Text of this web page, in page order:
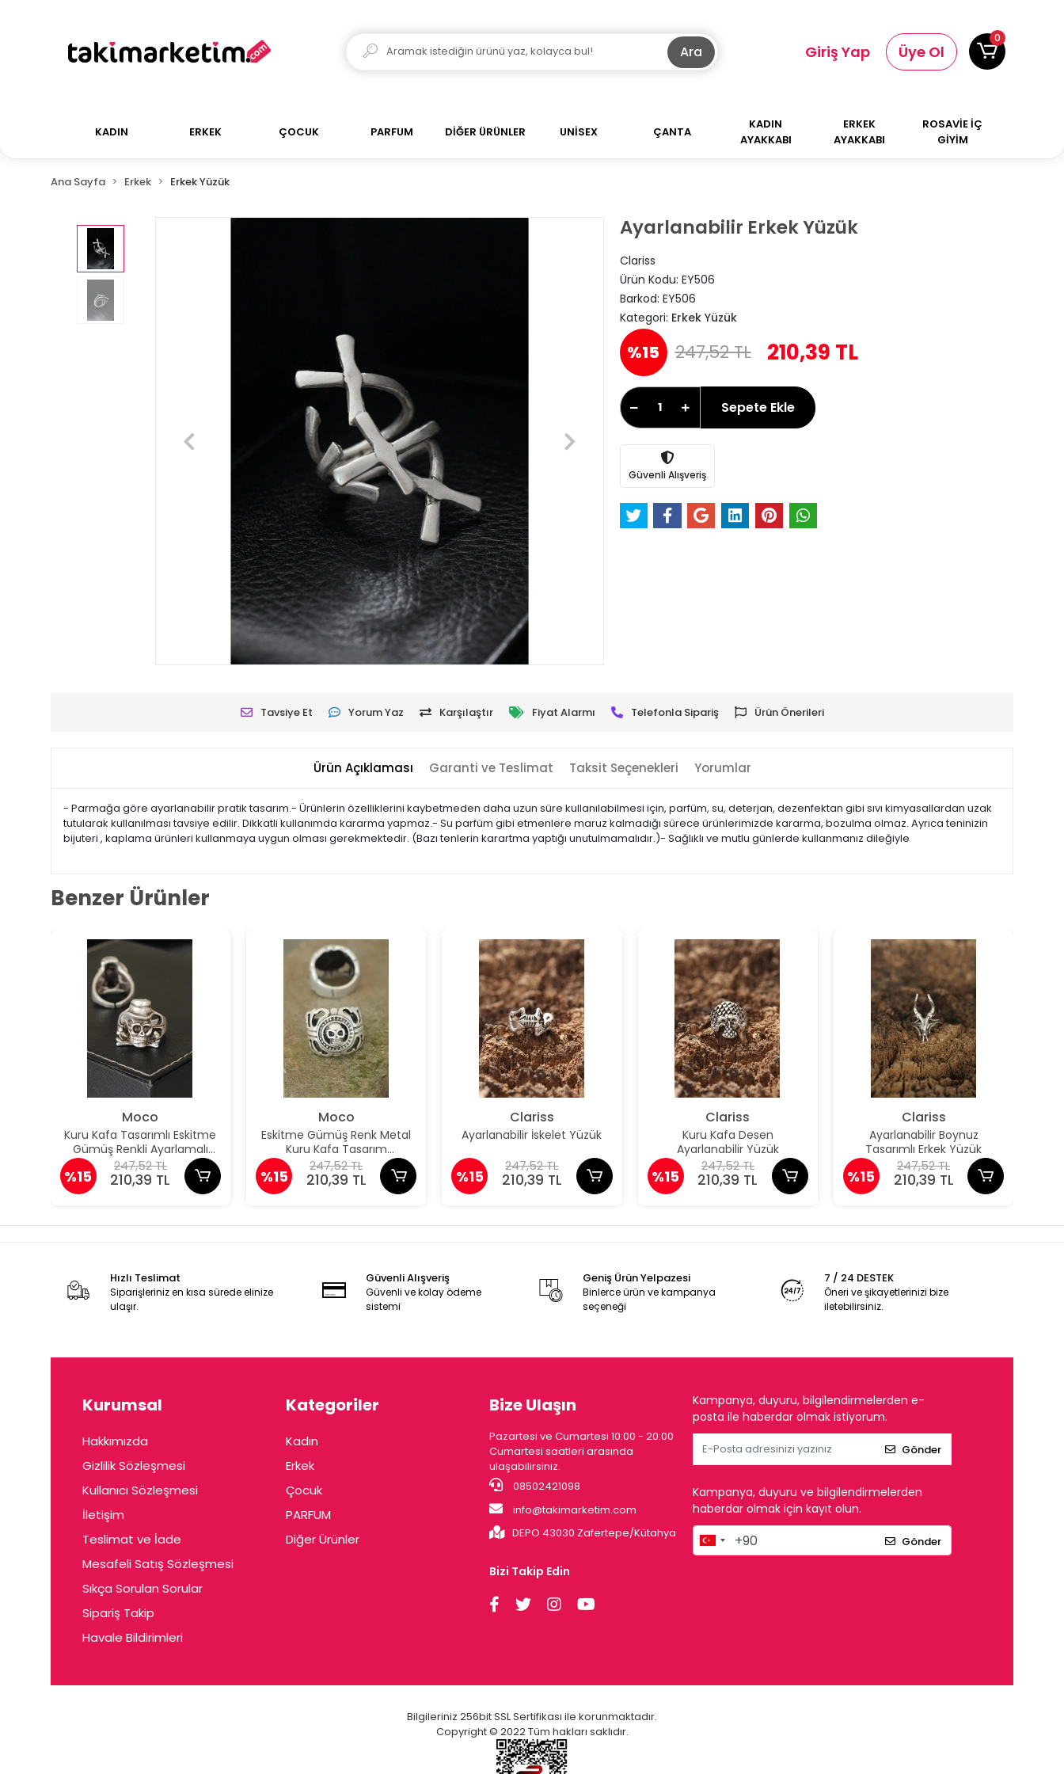
Ara Giriş Yap Üye Ol
0
KADIN ERKEK ÇOCUK PARFUM DİĞER ÜRÜNLER UNİSEX ÇANTA
KADIN
AYAKKABI
ERKEK
AYAKKABI
ROSAVİE İÇ
GİYİM
Ana Sayfa Erkek Erkek Yüzük
Ayarlanabilir Erkek Yüzük
Clariss
Ürün Kodu: EY506
Barkod: EY506
Kategori: Erkek Yüzük
%15 247,52 TL 210,39 TL
Sepete Ekle
Güvenli Alışveriş
Tavsiye Et Yorum Yaz Karşılaştır Fiyat Alarmı Telefonla Sipariş Ürün Önerileri
Ürün Açıklaması Garanti ve Teslimat Taksit Seçenekleri Yorumlar
- Parmağa göre ayarlanabilir pratik tasarım.- Ürünlerin özelliklerini kaybetmeden daha uzun süre kullanılabilmesi için, parfüm, su, deterjan, dezenfektan gibi sıvı kimyasallardan uzak
tutularak kullanılması tavsiye edilir. Dikkatli kullanımda kararma yapmaz.- Su parfüm gibi etmenlere maruz kalmadığı sürece ürünlerimizde kararma, bozulma olmaz. Ayrıca teninizin
bijuteri , kaplama ürünleri kullanmaya uygun olması gerekmektedir. (Bazı tenlerin karartma yaptığı unutulmamalıdır.)- Sağlıklı ve mutlu günlerde kullanmanız dileğiyle
Benzer Ürünler
Moco
Kuru Kafa Tasarımlı Eskitme
Gümüş Renkli Ayarlamalı
Model Erkek Yüzük
%15
247,52 TL
210,39 TL
Moco
Eskitme Gümüş Renk Metal
Kuru Kafa Tasarım
Ayarlamalı Erkek Yüzük
%15
247,52 TL
210,39 TL
Clariss
Ayarlanabilir İskelet Yüzük
%15
247,52 TL
210,39 TL
Clariss
Kuru Kafa Desen
Ayarlanabilir Yüzük
%15
247,52 TL
210,39 TL
Clariss
Ayarlanabilir Boynuz
Tasarımlı Erkek Yüzük
%15
247,52 TL
210,39 TL
Hızlı Teslimat
Siparişleriniz en kısa sürede elinize
ulaşır.
Güvenli Alışveriş
Güvenli ve kolay ödeme
sistemi
Geniş Ürün Yelpazesi
Binlerce ürün ve kampanya
seçeneği
7 / 24 DESTEK
Öneri ve şikayetlerinizi bize
iletebilirsiniz.
Kurumsal
Hakkımızda
Gizlilik Sözleşmesi
Kullanıcı Sözleşmesi
İletişim
Teslimat ve İade
Mesafeli Satış Sözleşmesi
Sıkça Sorulan Sorular
Sipariş Takip
Havale Bildirimleri
Kategoriler
Kadın
Erkek
Çocuk
PARFUM
Diğer Ürünler
Bize Ulaşın
Pazartesi ve Cumartesi 10:00 - 20:00
Cumartesi saatleri arasında
ulaşabilirsiniz.
08502421098
info@takimarketim.com
DEPO 43030 Zafertepe/Kütahya
Bizi Takip Edin
Kampanya, duyuru, bilgilendirmelerden e-
posta ile haberdar olmak istiyorum.
Gönder
Kampanya, duyuru ve bilgilendirmelerden
haberdar olmak için kayıt olun.
Gönder
Bilgileriniz 256bit SSL Sertifikası ile korunmaktadır.
Copyright © 2022 Tüm hakları saklıdır.